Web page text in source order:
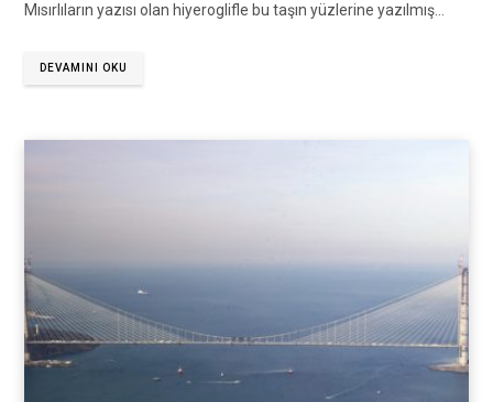
Mısırlıların yazısı olan hiyeroglifle bu taşın yüzlerine yazılmış…
DEVAMINI OKU